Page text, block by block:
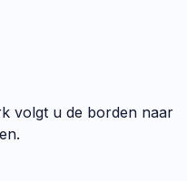
volgt u de borden naar